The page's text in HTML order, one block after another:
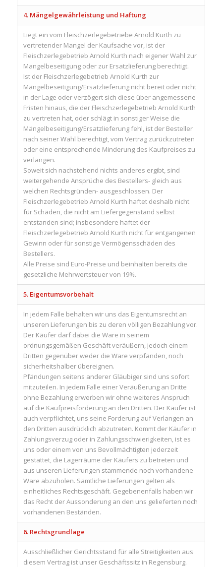
4. Mängelgewährleistung und Haftung
Liegt ein vom Fleischzerlegebetriebe Arnold Kurth zu
vertretender Mangel der Kaufsache vor, ist der
Fleischzerlegebetrieb Arnold Kurth nach eigener Wahl zur
Mangelbeseitigung oder zur Ersatzlieferung berechtigt.
Ist der Fleischzerlegebetrieb Arnold Kurth zur
Mängelbeseitigung/Ersatzlieferung nicht bereit oder nicht
in der Lage oder verzögert sich diese über angemessene
Fristen hinaus, die der Fleischzerlegebetrieb Arnold Kurth
zu vertreten hat, oder schlägt in sonstiger Weise die
Mängelbeseitigung/Ersatzlieferung fehl, ist der Besteller
nach seiner Wahl berechtigt, vom Vertrag zurückzutreten
oder eine entsprechende Minderung des Kaufpreises zu
verlangen.
Soweit sich nachstehend nichts anderes ergibt, sind
weitergehende Ansprüche des Bestellers- gleich aus
welchen Rechtsgründen- ausgeschlossen. Der
Fleischzerlegebetrieb Arnold Kurth haftet deshalb nicht
für Schäden, die nicht am Liefergegenstand selbst
entstanden sind; insbesondere haftet der
Fleischzerlegebetrieb Arnold Kurth nicht für entgangenen
Gewinn oder für sonstige Vermögensschäden des
Bestellers.
Alle Preise sind Euro-Preise und beinhalten bereits die
gesetzliche Mehrwertsteuer von 19%.
5. Eigentumsvorbehalt
In jedem Falle behalten wir uns das Eigentumsrecht an
unseren Lieferungen bis zu deren völligen Bezahlung vor.
Der Käufer darf dabei die Ware in seinem
ordnungsgemäßen Geschäft veräußern, jedoch einem
Dritten gegenüber weder die Ware verpfänden, noch
sicherheitshalber übereignen.
Pfändungen seitens anderer Gläubiger sind uns sofort
mitzuteilen. In jedem Falle einer Veräußerung an Dritte
ohne Bezahlung erwerben wir ohne weiteres Anspruch
auf die Kaufpreisforderung an den Dritten. Der Käufer ist
auch verpflichtet, uns seine Forderung auf Verlangen an
den Dritten ausdrücklich abzutreten. Kommt der Käufer in
Zahlungsverzug oder in Zahlungsschwierigkeiten, ist es
uns oder einem von uns Bevollmächtigten jederzeit
gestattet, die Lagerräume der Käufers zu betreten und
aus unseren Lieferungen stammende noch vorhandene
Ware abzuholen. Sämtliche Lieferungen gelten als
einheitliches Rechtsgeschäft. Gegebenenfalls haben wir
das Recht der Aussonderung an den uns gelieferten noch
vorhandenen Beständen.
6. Rechtsgrundlage
Ausschließlicher Gerichtsstand für alle Streitigkeiten aus
diesem Vertrag ist unser Geschäftssitz in Regensburg.